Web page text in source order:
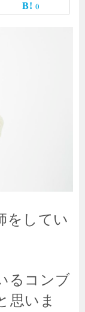
0
をしてい
るコンブ
思いま